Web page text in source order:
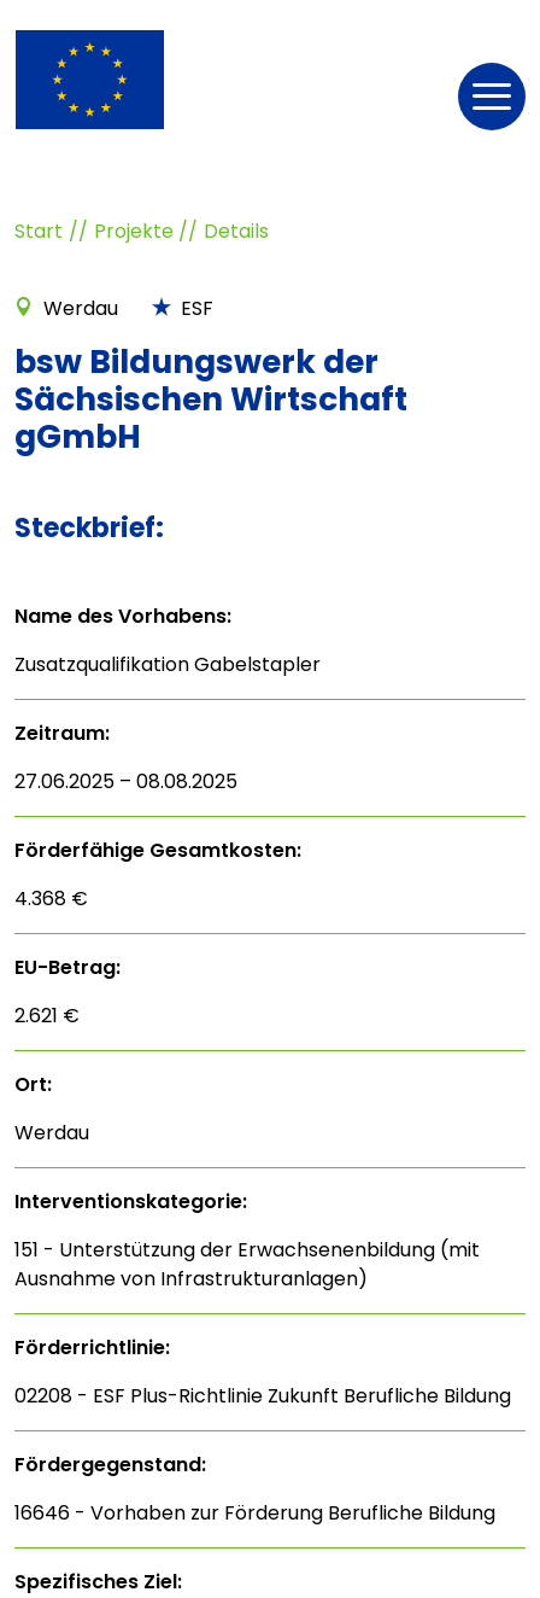
Start Projekte Details
Werdau ESF
bsw Bildungswerk der
Sächsischen Wirtschaft
gGmbH
Steckbrief:
Name des Vorhabens:
Zusatzqualifikation Gabelstapler
Zeitraum:
27.06.2025 – 08.08.2025
Förderfähige Gesamtkosten:
4.368 €
EU-Betrag:
2.621 €
Ort:
Werdau
Interventions­kategorie:
151 - Unterstützung der Erwachsenenbildung (mit
Ausnahme von Infrastrukturanlagen)
Förderrichtlinie:
02208 - ESF Plus-Richtlinie Zukunft Berufliche Bildung
Fördergegenstand:
16646 - Vorhaben zur Förderung Berufliche Bildung
Spezifisches Ziel: